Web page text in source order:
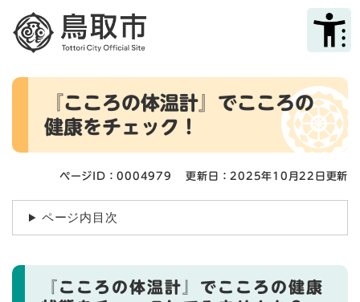
メニューを飛ばして本文へ
本
『こころの体温計』でこころの
健康をチェック！
ページID：0004979 更新日：2025年10月22日更新
ページ内目次
『こころの体温計』でこころの健康